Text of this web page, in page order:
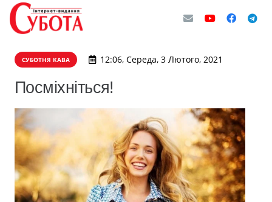
СУБОТНЯ КАВА 12:06, Середа, 3 Лютого, 2021
Посміхніться!